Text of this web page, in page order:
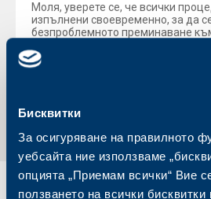
Бисквитки
За осигуряване на правилното
уебсайта ние използваме
опцията „Приемам всички“ Вие
ползването на всички бисквитки
Моля, уверете се, че всички
изпълнени своевременно, за да
безпроблемното преминаване